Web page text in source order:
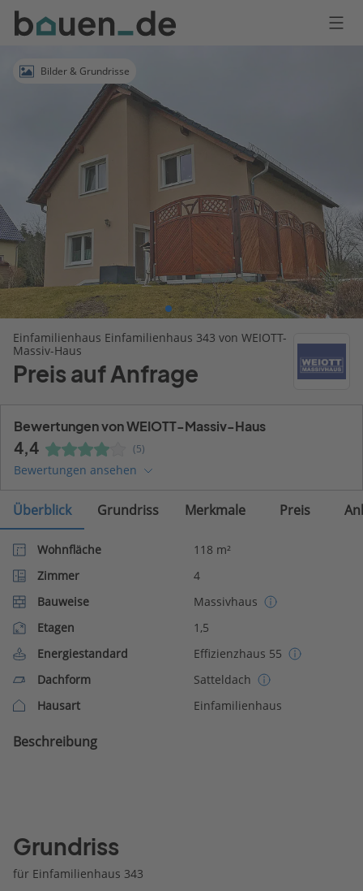
Bauen
Logo
Anmelden
Bilder & Grundrisse
Einfamilienhaus Einfamilienhaus 343 von WEIOTT-
Massiv-Haus
Preis auf Anfrage
Bewertungen von WEIOTT-Massiv-Haus
4,4 (5)
Bewertungen ansehen
Überblick Grundriss Merkmale Preis
Wohnfläche
118 m²
Zimmer
4
Bauweise
Massivhaus
Etagen
1,5
Energiestandard
Effizienzhaus 55
Dachform
Satteldach
Hausart
Einfamilienhaus
Beschreibung
Grundriss
für Einfamilienhaus 343